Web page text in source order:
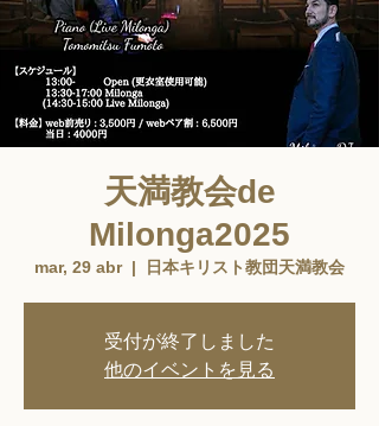
天満教会de
Milonga2025
mar, 29 abr
  |
日本キリスト教団天満教会
受付が終了しました
他のイベントを見る